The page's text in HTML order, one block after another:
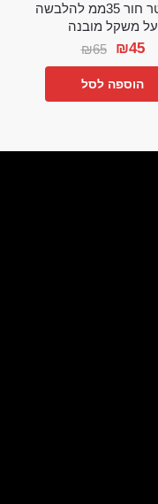
קג קוטר חור 35ממ להלבשה
על משקל מובנה
₪65 ₪45
הוספה לסל